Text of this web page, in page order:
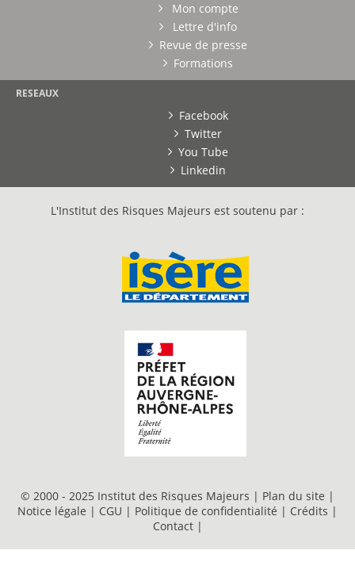
Mon compte
Lettre d'info
Revue de presse
Formations
RESEAUX
Facebook
Twitter
You Tube
Linkedin
L'Institut des Risques Majeurs est soutenu par :
© 2000 - 2025 Institut des Risques Majeurs | Plan du site |
Notice légale | CGU | Politique de confidentialité | Crédits |
Contact |